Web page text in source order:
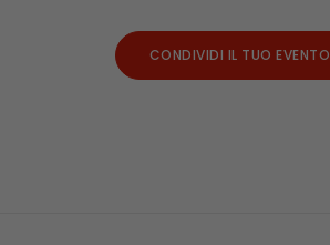
CONDIVIDI IL TUO EVENTO